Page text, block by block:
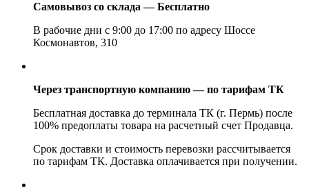
Самовывоз со склада — Бесплатно
В рабочие дни с 9:00 до 17:00 по адресу Шоссе
Космонавтов, 310
Через транспортную компанию — по тарифам ТК
Бесплатная доставка до терминала ТК (г. Пермь) после
100% предоплаты товара на расчетный счет Продавца.
Срок доставки и стоимость перевозки рассчитывается
по тарифам ТК. Доставка оплачивается при получении.